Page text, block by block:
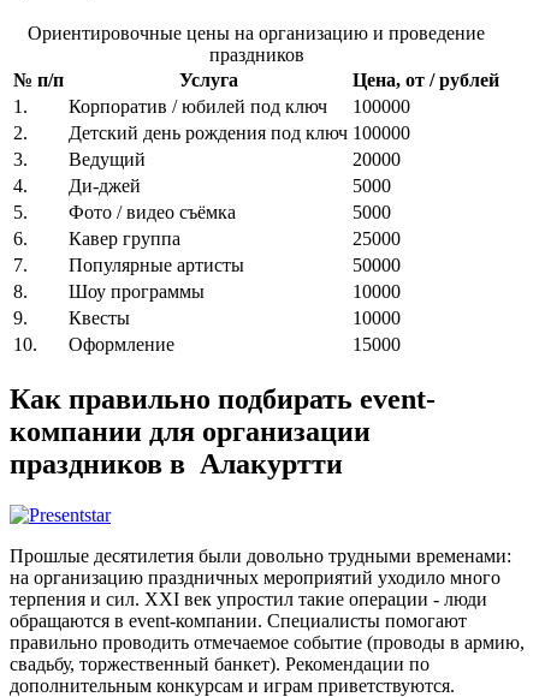
Ориентировочные цены на организацию и проведение
праздников
№ п/п
Услуга
Цена, от / рублей
1.
Корпоратив / юбилей под ключ
100000
2.
Детский день рождения под ключ 100000
3.
Ведущий
20000
4.
Ди-джей
5000
5.
Фото / видео съёмка
5000
6.
Кавер группа
25000
7.
Популярные артисты
50000
8.
Шоу программы
10000
9.
Квесты
10000
10.
Оформление 15000
Как правильно подбирать event-
компании для организации
праздников в Алакуртти
Прошлые десятилетия были довольно трудными временами:
на организацию праздничных мероприятий уходило много
терпения и сил. XXI век упростил такие операции - люди
обращаются в event-компании. Специалисты помогают
правильно проводить отмечаемое событие (проводы в армию,
свадьбу, торжественный банкет). Рекомендации по
дополнительным конкурсам и играм приветствуются.